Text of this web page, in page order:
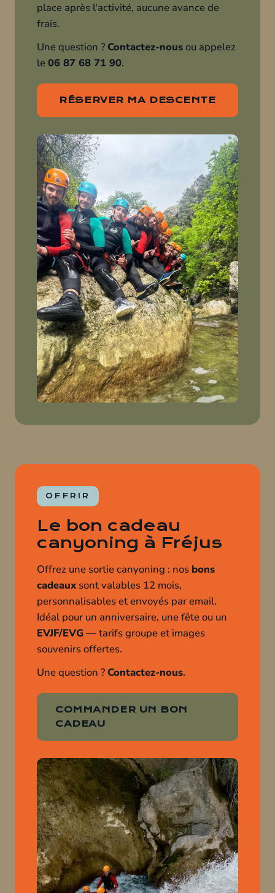
place après l'activité, aucune avance de
frais.
Une question ? Contactez-nous ou appelez
le 06 87 68 71 90.
RÉSERVER MA DESCENTE
OFFRIR
Le bon cadeau
canyoning à Fréjus
Offrez une sortie canyoning : nos bons
cadeauxsont valables 12 mois,
personnalisables et envoyés par email.
Idéal pour un anniversaire, une fête ou un
EVJF/EVG— tarifs groupe et images
souvenirs offertes.
Une question ?Contactez-nous.
COMMANDER UN BON
CADEAU